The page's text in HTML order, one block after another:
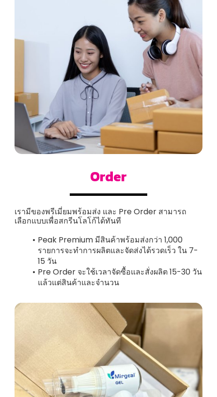
Order
เรามีของพรีเมี่ยมพร้อมส่ง และ Pre Order สามารถ
เลือกแบบเพื่อสกรีนโลโก้ได้ทันที
Peak Premium มีสินค้าพร้อมส่งกว่า 1,000
รายการจะทำการผลิตและจัดส่งได้รวดเร็ว ใน 7-
15 วัน
Pre Order จะใช้เวลาจัดซื้อและสั่งผลิต 15-30 วัน
แล้วแต่สินค้าและจำนวน